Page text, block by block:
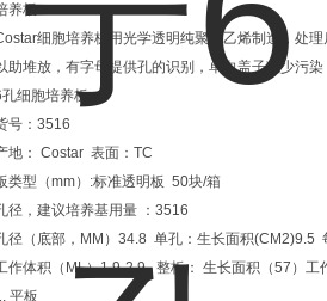
养板
细胞培养板用光学透明纯聚苯乙烯制造，处
助堆放，有字母提供孔的识别，单向盖子减少污染
孔细胞培养板
号：3516
地： Costar 表面：TC
类型（mm）:标准透明板 50块/箱
径，建议培养基用量 ：3516
径（底部，MM）34.8 单孔：生长面积(CM2)9.5
作体积（ML）1.9-2.9 整板： 生长面积（57）工
平板